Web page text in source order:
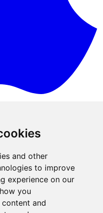
and other
to improve
experience on our
you
and